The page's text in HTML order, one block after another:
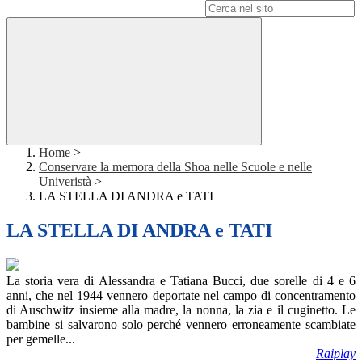
Home >
Conservare la memora della Shoa nelle Scuole e nelle
Univeristà >
LA STELLA DI ANDRA e TATI
LA STELLA DI ANDRA e TATI
La storia vera di Alessandra e Tatiana Bucci, due sorelle di 4 e 6
anni, che nel 1944 vennero deportate nel campo di concentramento
di Auschwitz insieme alla madre, la nonna, la zia e il cuginetto. Le
bambine si salvarono solo perché vennero erroneamente scambiate
per gemelle...
Raiplay